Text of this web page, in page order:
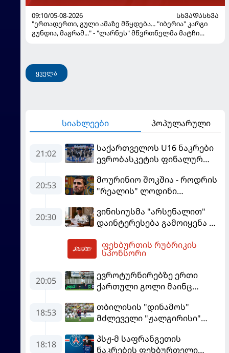
09:10/05-08-2026
ᲡᲮᲕᲐᲓᲐᲡᲮᲕᲐ
"ერთადერთი, გული ამაზე მწყდება... "იბერია" კარგი
გუნდია, მაგრამ..." - "ლარნეს" მწვრთნელმა მატჩი
ყველა
სიახლეები პოპულარული
21:02
საქართველოს U16 ნაკრები
ევრობასკეტის ფინალურ
ასპარეზობას იწყებს
20:53
მოურინიო შოკშია - როდრის
"რეალის" ლოდინი
"ბარსელონაში" გადადის
20:30
ვინისიუსმა "არსენალით"
დაინტერესება გამოიყენა და
მომგებიანად გააგრძელა
ფეხბურთის რუბრიკის
სპონსორი
20:05
ევროტურნირებზე ერთი
ქართული გოლი მაინც
18:53
თბილისის "დინამოს"
მძლეველი "ჟალგირისი"
განადგურდა
18:18
პსჟ-მ საფრანგეთის
ნაკრების ფეხბურთელი